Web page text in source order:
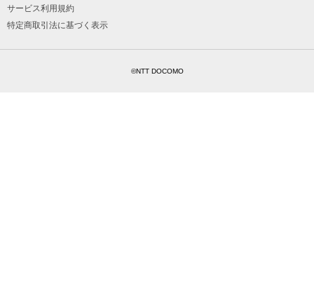
サービス利用規約
特定商取引法に基づく表示
©NTT DOCOMO